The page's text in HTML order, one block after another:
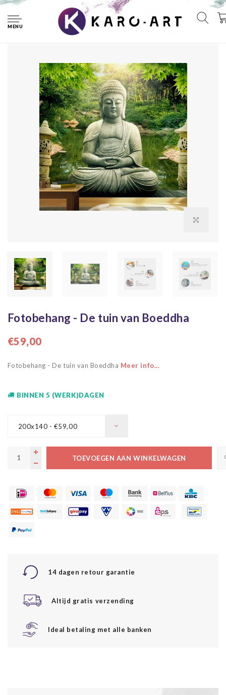
MENU
Fotobehang - De tuin van Boeddha
Fotobehang - De tuin van Boeddha
€59,00
Fotobehang - De tuin van Boeddha Meer info...
BINNEN 5 (WERK)DAGEN
200x140 - €59,00
TOEVOEGEN AAN WINKELWAGEN
14 dagen retour garantie
Altijd gratis verzending
Ideal betaling met alle banken